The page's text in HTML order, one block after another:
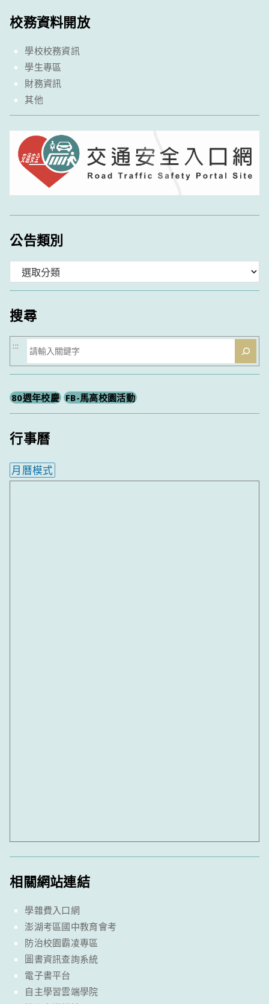
校務資料開放
學校校務資訊
學生專區
財務資訊
其他
公告類別
類
搜尋
搜
尋
:::
80週年校慶 FB-馬高校園活動
行事曆
月曆模式
相關網站連結
學雜費入口網
澎湖考區國中教育會考
防治校園霸凌專區
圖書資訊查詢系統
電子書平台
自主學習雲端學院